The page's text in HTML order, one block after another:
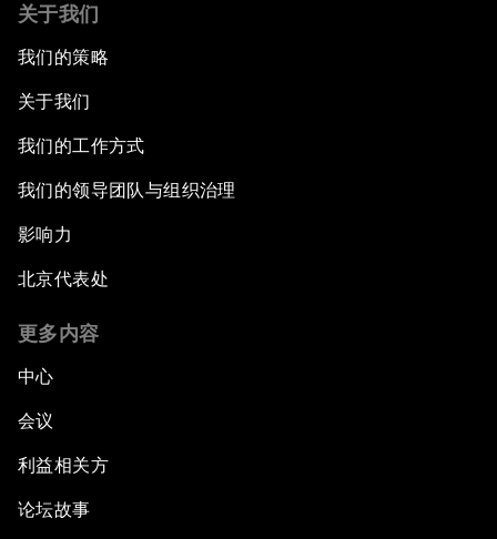
关于我们
我们的策略
关于我们
我们的工作方式
我们的领导团队与组织治理
影响力
北京代表处
更多内容
中心
会议
利益相关方
论坛故事